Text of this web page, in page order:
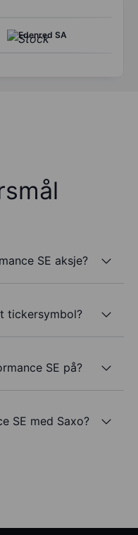
Edenred SA
SE aksje?
tickersymbol?
SE på?
SE med Saxo?